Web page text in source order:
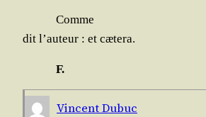
Comme
dit l’auteur : et cætera.
F.
Vincent Dubuc